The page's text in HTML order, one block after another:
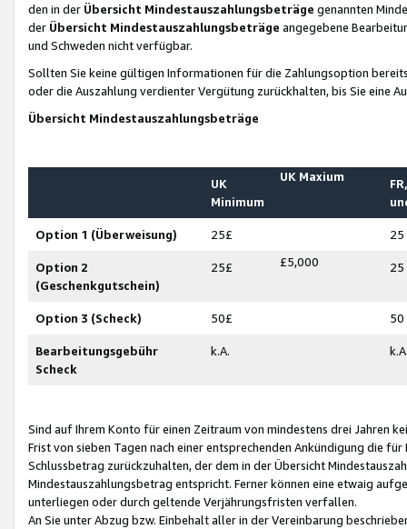
den in der Übersicht Mindestauszahlungsbeträge genannten
der Übersicht Mindestauszahlungsbeträge angegebene
und Schweden nicht verfügbar.
Sollten Sie keine gültigen Informationen für die Zahlungsoption
oder die Auszahlung verdienter Vergütung zurückhalten, bis Sie
Übersicht Mindestauszahlungsbeträge
UK
Minimum
UK Maxium
Option 1 (Überweisung) 25£ 25
Option 2
(Geschenkgutschein)
25£ £5,000 25
Option 3 (Scheck) 50£ 50
Bearbeitungsgebühr
Scheck
k.A.
Sind auf Ihrem Konto für einen Zeitraum von mindestens drei Jahren
Frist von sieben Tagen nach einer entsprechenden Ankündigung die
Schlussbetrag zurückzuhalten, der dem in der Übersicht
Mindestauszahlungsbetrag entspricht. Ferner können eine etwaig
unterliegen oder durch geltende Verjährungsfristen verfallen.
An Sie unter Abzug bzw. Einbehalt aller in der Vereinbarung